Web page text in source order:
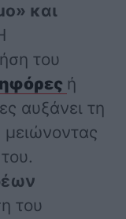
και
του
ή
αυξάνει τη
μειώνοντας
του